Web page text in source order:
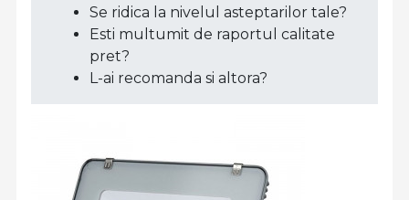
Se ridica la nivelul asteptarilor tale?
Esti multumit de raportul calitate
pret?
L-ai recomanda si altora?